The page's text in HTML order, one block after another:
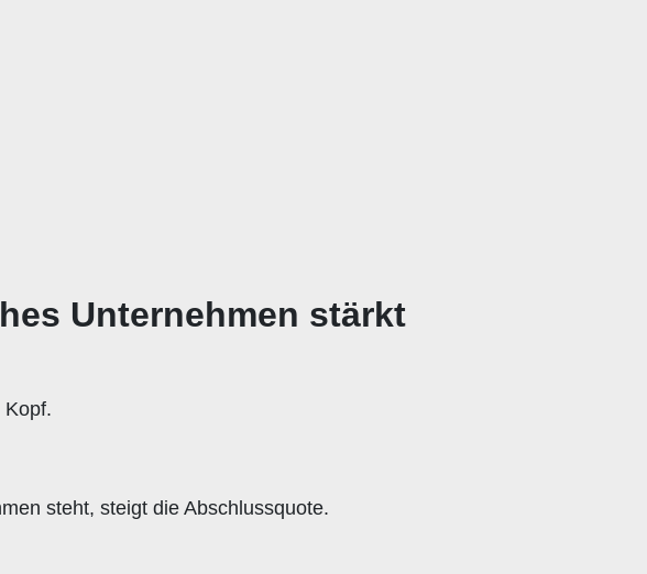
Unternehmen stärkt
Kopf.
steht, steigt die Abschlussquote.